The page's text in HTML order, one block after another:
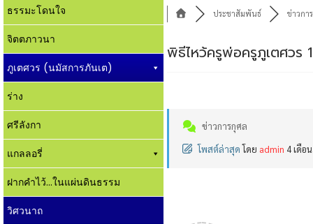
ธรรมะโดนใจ
จิตตภาวนา
ภูเตศวร (นมัสการภันเต)
ร่าง
ศรีลังกา
แกลลอรี่
ฝากคำไว้...ในแผ่นดินธรรม
วิศวนาถ
ประชาสัมพันธ์ ข่าวกา
พิธีไหว้ครูพ่อครูภูเตศวร
ข่าวการกุศล
โพสต์ล่าสุด โดย admin 4 เดือ